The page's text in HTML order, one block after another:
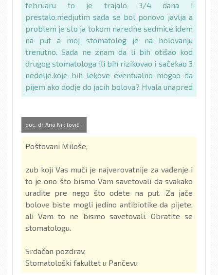
februaru to je trajalo 3/4 dana i
prestalo.medjutim sada se bol ponovo javlja a
problem je sto ja tokom naredne sedmice idem
na put a moj stomatolog je na bolovanju
trenutno. Sada ne znam da li bih otišao kod
drugog stomatologa ili bih rizikovao i sačekao 3
nedelje.koje bih lekove eventualno mogao da
pijem ako dodje do jacih bolova? Hvala unapred
doc. dr Ana Nikitović -
Poštovani Miloše,
zub koji Vas muči je najverovatnije za vađenje i
to je ono što bismo Vam savetovali da svakako
uradite pre nego što odete na put. Za jače
bolove biste mogli jedino antibiotike da pijete,
ali Vam to ne bismo savetovali. Obratite se
stomatologu.
Srdačan pozdrav,
Stomatološki fakultet u Pančevu